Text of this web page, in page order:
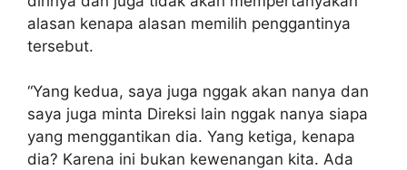
alasan kenapa alasan memilih penggantinya
tersebut.
“Yang kedua, saya juga nggak akan nanya dan
saya juga minta Direksi lain nggak nanya siapa
yang menggantikan dia. Yang ketiga, kenapa
dia? Karena ini bukan kewenangan kita. Ada